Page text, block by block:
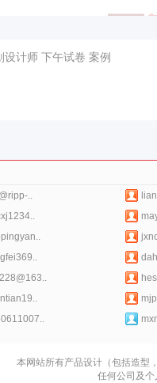
计师 下午试卷 案例
..
本网站所有产品设计（包括造型
任何公司及